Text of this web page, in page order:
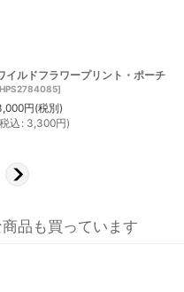
イルドフラワープリント・ポーチ
HPS2784085]
円(税別)
税込 : 3,300円)
品も買っています